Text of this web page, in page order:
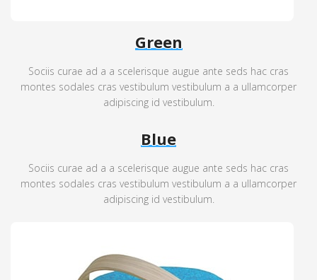
Green
Sociis curae ad a a scelerisque augue ante seds hac cras
montes sodales cras vestibulum vestibulum a a ullamcorper
adipiscing id vestibulum.
Blue
Sociis curae ad a a scelerisque augue ante seds hac cras
montes sodales cras vestibulum vestibulum a a ullamcorper
adipiscing id vestibulum.